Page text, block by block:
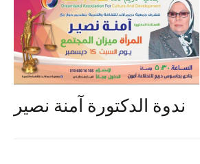
ندوة الدكتورة آمنة نصير